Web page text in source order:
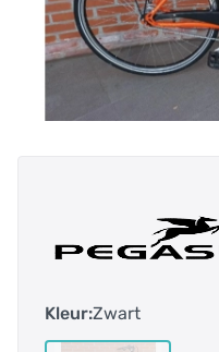
Kleur:Zwart